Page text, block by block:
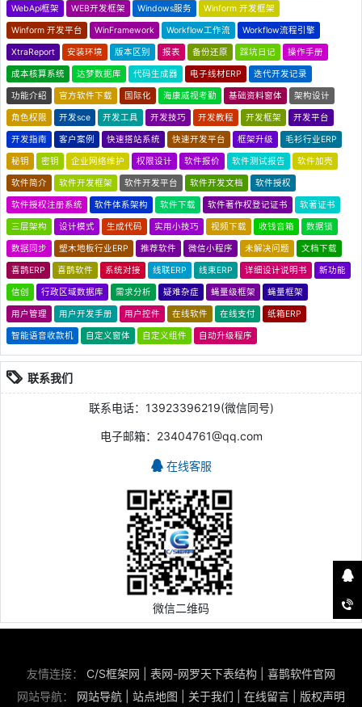
WebApi框架 WEB开发框架 Windows服务 Winform 开发框架
Winform 开发平台 WinFramework Workflow工作流 Workflow流程引擎
XtraReport 安装环境 版本区别 报表 备份还原 踩坑日记 操作手册
成本核算系统 达梦数据库 代码生成器 电子线材ERP 迭代开发记录
功能介绍 官方软件下载 国际化 海康威视考勤 基础资料窗体 架构设计
角色权限 开发sce 开发工具 开发技巧 开发教程 开发框架 开发平台
开发指南 客户案例 快速搭站系统 快速开发平台 框架升级 毛衫行业ERP
秘钥 密钥 企业网络维护 权限设计 软件报价 软件测试报告 软件加壳
软件简介 软件开发框架 软件开发平台 软件开发文档 软件授权
软件授权注册系统 软件体系架构 软件下载 软件著作权登记证书 软著证书
三层架构 设计模式 生成代码 实用小技巧 视频下载 收钱音箱 数据锁
数据同步 塑木地板行业ERP 推荐软件 微信小程序 未解决问题 文档下载
喜鹊ERP 喜鹊软件 系统对接 线联ERP 线束ERP 详细设计说明书 新功能
信创 行政区域数据库 需求分析 疑难杂症 蝇量级框架 蝇量框架
用户管理 用户开发手册 用户控件 在线软件 在线支付 纸箱ERP
智能语音收款机 自定义窗体 自定义组件 自动升级程序
联系我们
联系电话：13923396219(微信同号)
电子邮箱：23404761@qq.com
在线客服
微信二维码
友情连接： C/S框架网 表网-网罗天下表结构
喜鹊软件官网
网站导航： 网站导航 站点地图 关于我们 在线留言 版权声明